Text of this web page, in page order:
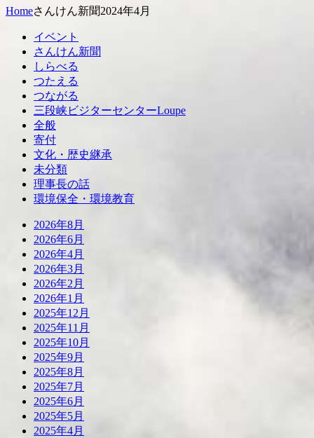
Homeさんけん新聞2024年4月
イベント
さんけん新聞
しらべる
つたえる
つながる
三段峡ビジターセンターLoupe
全般
寄付
文化・歴史継承
未分類
理事長の話
環境保全・環境教育
2026年8月
2026年6月
2026年4月
2026年3月
2026年2月
2026年1月
2025年12月
2025年11月
2025年10月
2025年9月
2025年8月
2025年7月
2025年6月
2025年5月
2025年4月